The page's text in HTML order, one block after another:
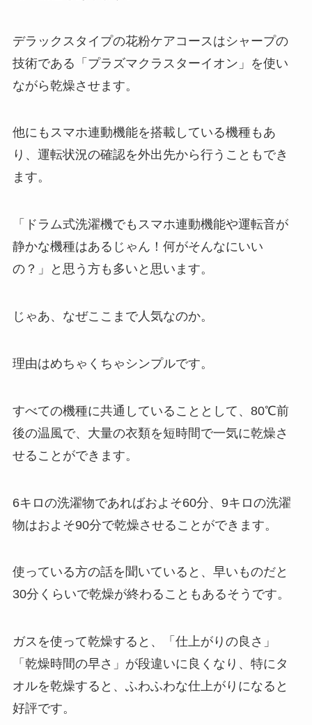
デラックスタイプの花粉ケアコースはシャープの
技術である「プラズマクラスターイオン」を使い
ながら乾燥させます。
他にもスマホ連動機能を搭載している機種もあ
り、運転状況の確認を外出先から行うこともでき
ます。
「ドラム式洗濯機でもスマホ連動機能や運転音が
静かな機種はあるじゃん！何がそんなにいい
の？」と思う方も多いと思います。
じゃあ、なぜここまで人気なのか。
理由はめちゃくちゃシンプルです。
すべての機種に共通していることとして、80℃前
後の温風で、大量の衣類を短時間で一気に乾燥さ
せることができます。
6キロの洗濯物であればおよそ60分、9キロの洗濯
物はおよそ90分で乾燥させることができます。
使っている方の話を聞いていると、早いものだと
30分くらいで乾燥が終わることもあるそうです。
ガスを使って乾燥すると、「仕上がりの良さ」
「乾燥時間の早さ」が段違いに良くなり、特にタ
オルを乾燥すると、ふわふわな仕上がりになると
好評です。